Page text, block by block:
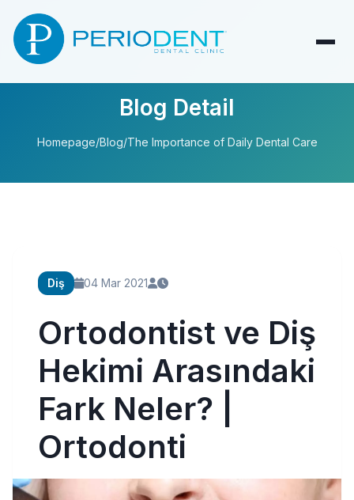
Blog Detail
Homepage/Blog/The Importance of Daily Dental Care
Diş 04 Mar 2021
Ortodontist ve Diş
Hekimi Arasındaki
Fark Neler? |
Ortodonti